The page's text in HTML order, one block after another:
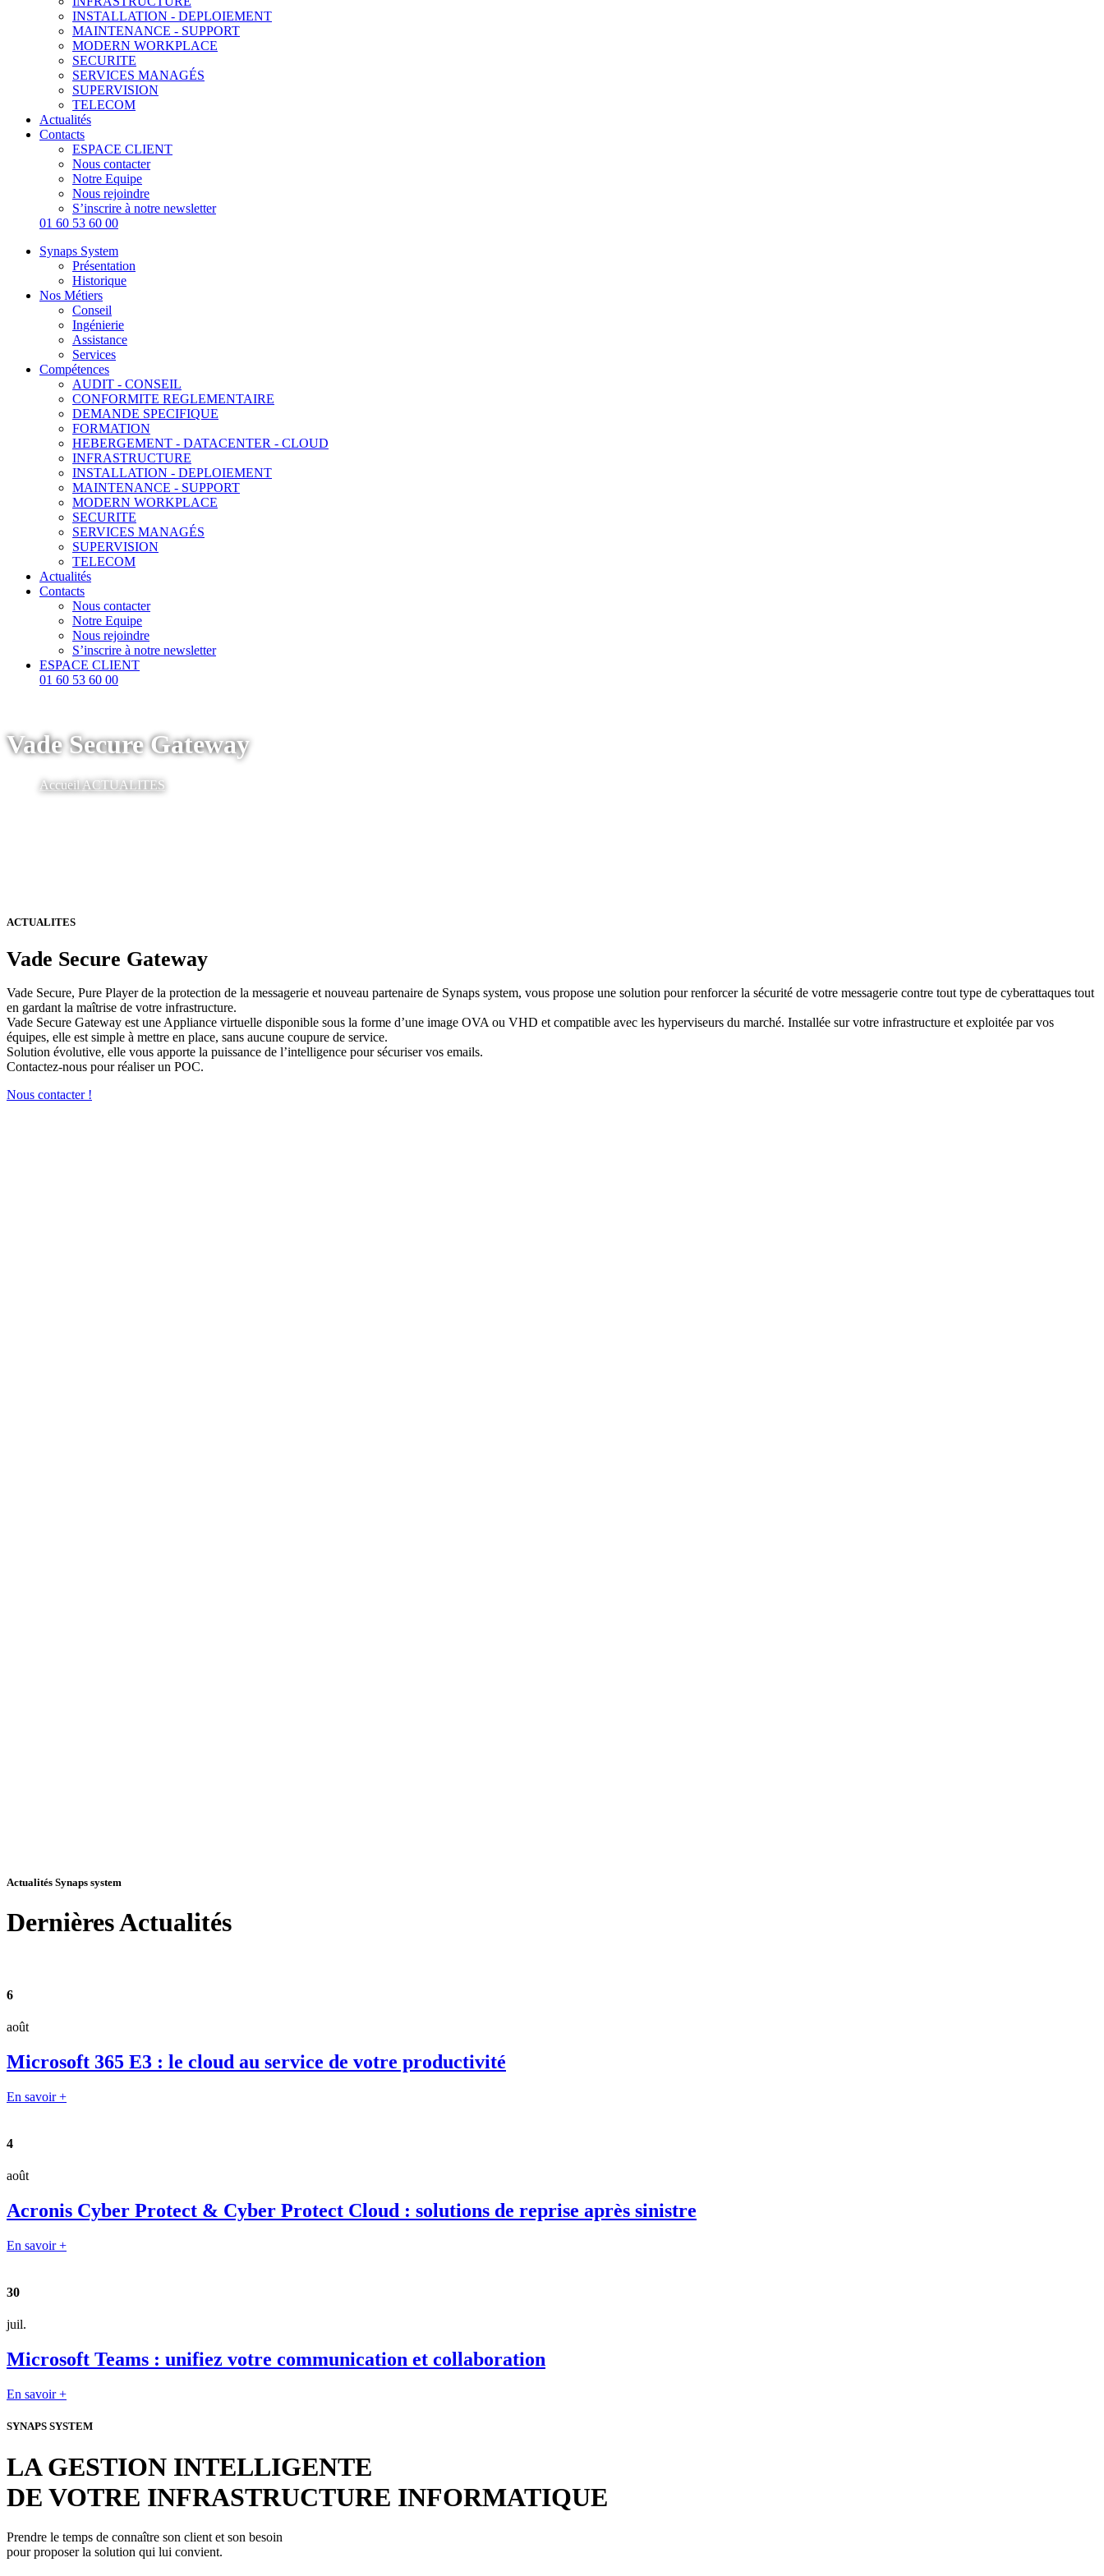
INSTALLATION - DEPLOIEMENT
MAINTENANCE - SUPPORT
MODERN WORKPLACE
SECURITE
SERVICES MANAGÉS
SUPERVISION
TELECOM
Actualités
Contacts
ESPACE CLIENT
Nous contacter
Notre Equipe
Nous rejoindre
S’inscrire à notre newsletter
01 60 53 60 00
Synaps System
Présentation
Historique
Nos Métiers
Conseil
Ingénierie
Assistance
Services
Compétences
AUDIT - CONSEIL
CONFORMITE REGLEMENTAIRE
DEMANDE SPECIFIQUE
FORMATION
HEBERGEMENT - DATACENTER - CLOUD
INFRASTRUCTURE
INSTALLATION - DEPLOIEMENT
MAINTENANCE - SUPPORT
MODERN WORKPLACE
SECURITE
SERVICES MANAGÉS
SUPERVISION
TELECOM
Actualités
Contacts
Nous contacter
Notre Equipe
Nous rejoindre
S’inscrire à notre newsletter
ESPACE CLIENT
01 60 53 60 00
Vade Secure Gateway
AccueilACTUALITES
ACTUALITES
Vade Secure Gateway
Vade Secure, Pure Player de la protection de la messagerie et nouveau partenaire de Synaps system, vous propose une solution pour renforcer la sécurité de votre messagerie contre tout type de cyberattaques tout
en gardant la maîtrise de votre infrastructure.
Vade Secure Gateway est une Appliance virtuelle disponible sous la forme d’une image OVA ou VHD et compatible avec les hyperviseurs du marché. Installée sur votre infrastructure et exploitée par vos
équipes, elle est simple à mettre en place, sans aucune coupure de service.
Solution évolutive, elle vous apporte la puissance de l’intelligence pour sécuriser vos emails.
Contactez-nous pour réaliser un POC.
Nous contacter !
Actualités Synaps system
DernièresActualités
6
août
Microsoft 365 E3 : le cloud au service de votre productivité
En savoir +
4
août
Acronis Cyber Protect & Cyber Protect Cloud : solutions de reprise après sinistre
En savoir +
30
juil.
Microsoft Teams : unifiez votre communication et collaboration
En savoir +
SYNAPS SYSTEM
LA GESTION INTELLIGENTE
DE VOTRE INFRASTRUCTURE INFORMATIQUE
Prendre le temps de connaître son client et son besoin
pour proposer la solution qui lui convient.